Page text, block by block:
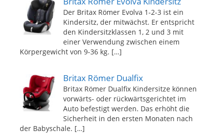
Der Britax Römer Evolva 1-2-3 ist ein
Kindersitz, der mitwächst. Er entspricht
den Kindersitzklassen 1, 2 und 3 mit
einer Verwendung zwischen einem
Körpergewicht von 9-36 kg. […]
Britax Römer Dualfix
Britax Römer Dualfix Kindersitze können
vorwärts- oder rückwärtsgerichtet im
Auto befestigt werden. Das erhöht die
Sicherheit in den ersten Monaten nach
der Babyschale. […]